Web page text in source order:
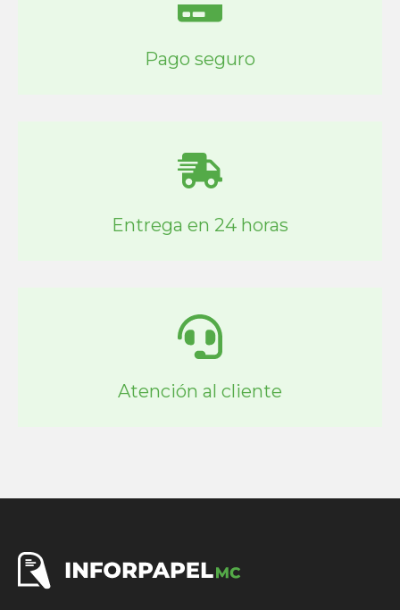
Pago seguro
Entrega en 24 horas
Atención al cliente